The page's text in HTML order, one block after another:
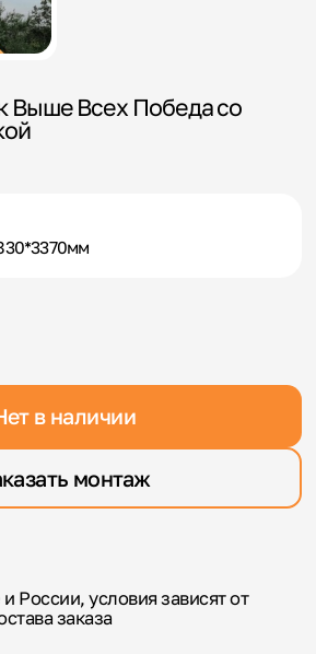
Выше Всех Победа со
в наличии
монтаж
России, условия зависят от
заказа